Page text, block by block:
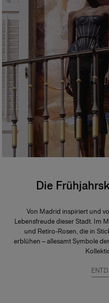
Die
Von Madrid inspiriert und
Lebensfreude dieser Stadt. Im
und Retiro-Rosen, die in
erblühen – allesamt Symbole